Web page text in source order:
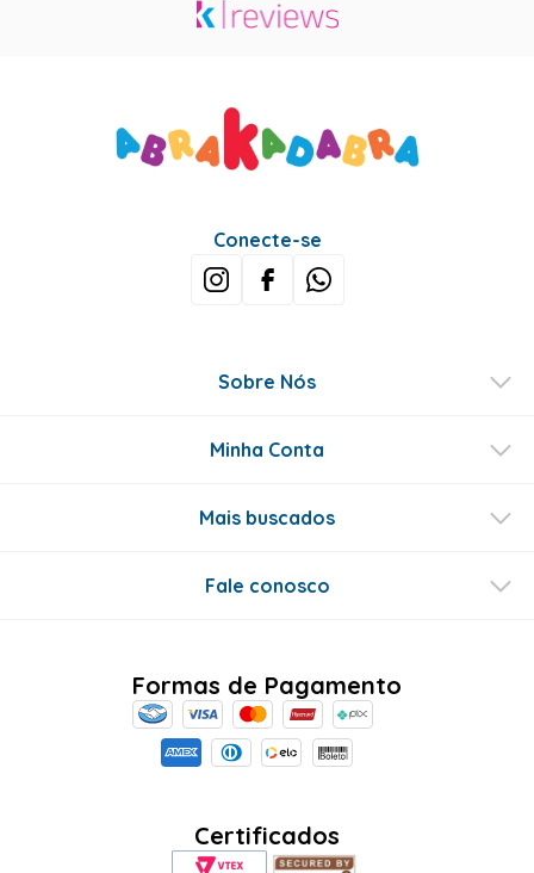
Conecte-se
Sobre Nós
Minha Conta
Mais buscados
Fale conosco
Formas de Pagamento
Certificados